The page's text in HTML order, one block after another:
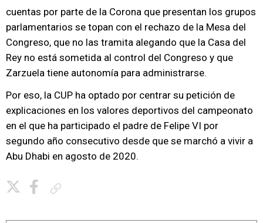
cuentas por parte de la Corona que presentan los grupos
parlamentarios se topan con el rechazo de la Mesa del
Congreso, que no las tramita alegando que la Casa del
Rey no está sometida al control del Congreso y que
Zarzuela tiene autonomía para administrarse.
Por eso, la CUP ha optado por centrar su petición de
explicaciones en los valores deportivos del campeonato
en el que ha participado el padre de Felipe VI por
segundo año consecutivo desde que se marchó a vivir a
Abu Dhabi en agosto de 2020.